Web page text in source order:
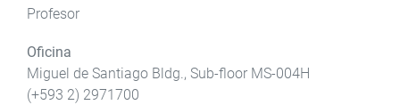
Profesor
Oficina
Miguel de Santiago Bldg., Sub-floor MS-004H
(+593 2) 2971700